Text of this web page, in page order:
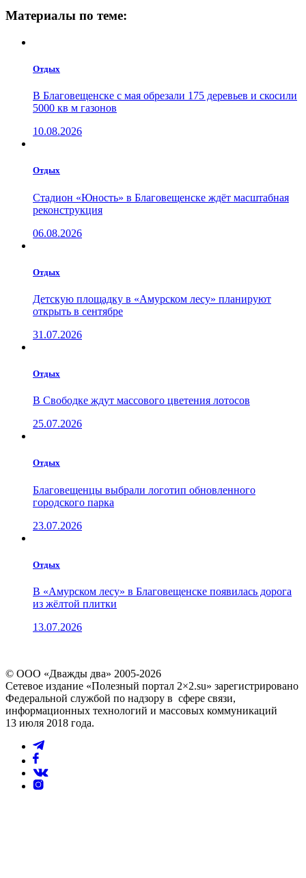
Материалы по теме:
Отдых
В Благовещенске с мая обрезали 175 деревьев и скосили
5000 кв м газонов
10.08.2026
Отдых
Стадион «Юность» в Благовещенске ждёт масштабная
реконструкция
06.08.2026
Отдых
Детскую площадку в «Амурском лесу» планируют
открыть в сентябре
31.07.2026
Отдых
В Свободке ждут массового цветения лотосов
25.07.2026
Отдых
Благовещенцы выбрали логотип обновленного
городского парка
23.07.2026
Отдых
В «Амурском лесу» в Благовещенске появилась дорога
из жёлтой плитки
13.07.2026
© ООО «Дважды два» 2005-2026
Сетевое издание «Полезный портал 2×2.su» зарегистрировано
Федеральной службой по надзору в сфере связи,
информационных технологий и массовых коммуникаций
13 июля 2018 года.